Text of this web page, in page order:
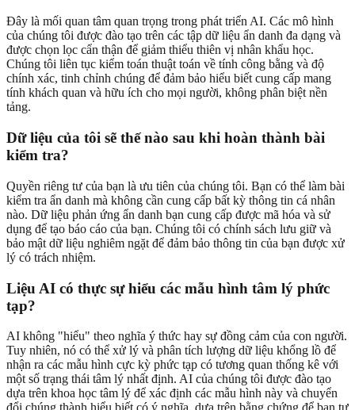
Đây là mối quan tâm quan trọng trong phát triển AI. Các mô hình
của chúng tôi được đào tạo trên các tập dữ liệu ẩn danh đa dạng và
được chọn lọc cẩn thận để giảm thiểu thiên vị nhân khẩu học.
Chúng tôi liên tục kiểm toán thuật toán về tính công bằng và độ
chính xác, tinh chỉnh chúng để đảm bảo hiểu biết cung cấp mang
tính khách quan và hữu ích cho mọi người, không phân biệt nền
tảng.
Dữ liệu của tôi sẽ thế nào sau khi hoàn thành bài
kiểm tra?
Quyền riêng tư của bạn là ưu tiên của chúng tôi. Bạn có thể làm bài
kiểm tra ẩn danh mà không cần cung cấp bất kỳ thông tin cá nhân
nào. Dữ liệu phản ứng ẩn danh bạn cung cấp được mã hóa và sử
dụng để tạo báo cáo của bạn. Chúng tôi có chính sách lưu giữ và
bảo mật dữ liệu nghiêm ngặt để đảm bảo thông tin của bạn được xử
lý có trách nhiệm.
Liệu AI có thực sự hiểu các mẫu hình tâm lý phức
tạp?
AI không "hiểu" theo nghĩa ý thức hay sự đồng cảm của con người.
Tuy nhiên, nó có thể xử lý và phân tích lượng dữ liệu khổng lồ để
nhận ra các mẫu hình cực kỳ phức tạp có tương quan thống kê với
một số trạng thái tâm lý nhất định. AI của chúng tôi được đào tạo
dựa trên khoa học tâm lý để xác định các mẫu hình này và chuyển